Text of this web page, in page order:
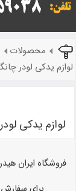
محصولات
لوازم یدکی لودر
لوازم یدکی
فروشگاه ایران